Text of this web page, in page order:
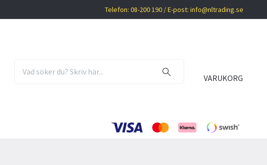
Telefon: 08-200 190 / E-post: info@nltrading.se
VARUKORG